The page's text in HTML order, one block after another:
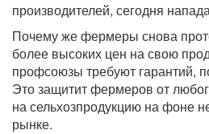
производителей, сегодня
Почему же фермеры снова
более высоких цен на свою
профсоюзы требуют гарантий,
Это защитит фермеров от
на сельхозпродукцию на фоне
рынке.